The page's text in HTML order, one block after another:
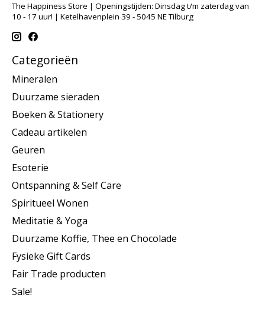
The Happiness Store | Openingstijden: Dinsdag t/m zaterdag van
10 - 17 uur! | Ketelhavenplein 39 - 5045 NE Tilburg
Categorieën
Mineralen
Duurzame sieraden
Boeken & Stationery
Cadeau artikelen
Geuren
Esoterie
Ontspanning & Self Care
Spiritueel Wonen
Meditatie & Yoga
Duurzame Koffie, Thee en Chocolade
Fysieke Gift Cards
Fair Trade producten
Sale!